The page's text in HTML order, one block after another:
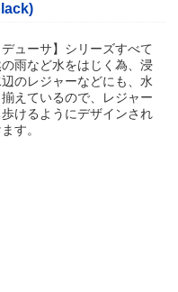
ューサ】シリーズすべて
雨など水をはじく為、浸
のレジャーなどにも、水
えているので、レジャー
けるようにデザインされ
す。